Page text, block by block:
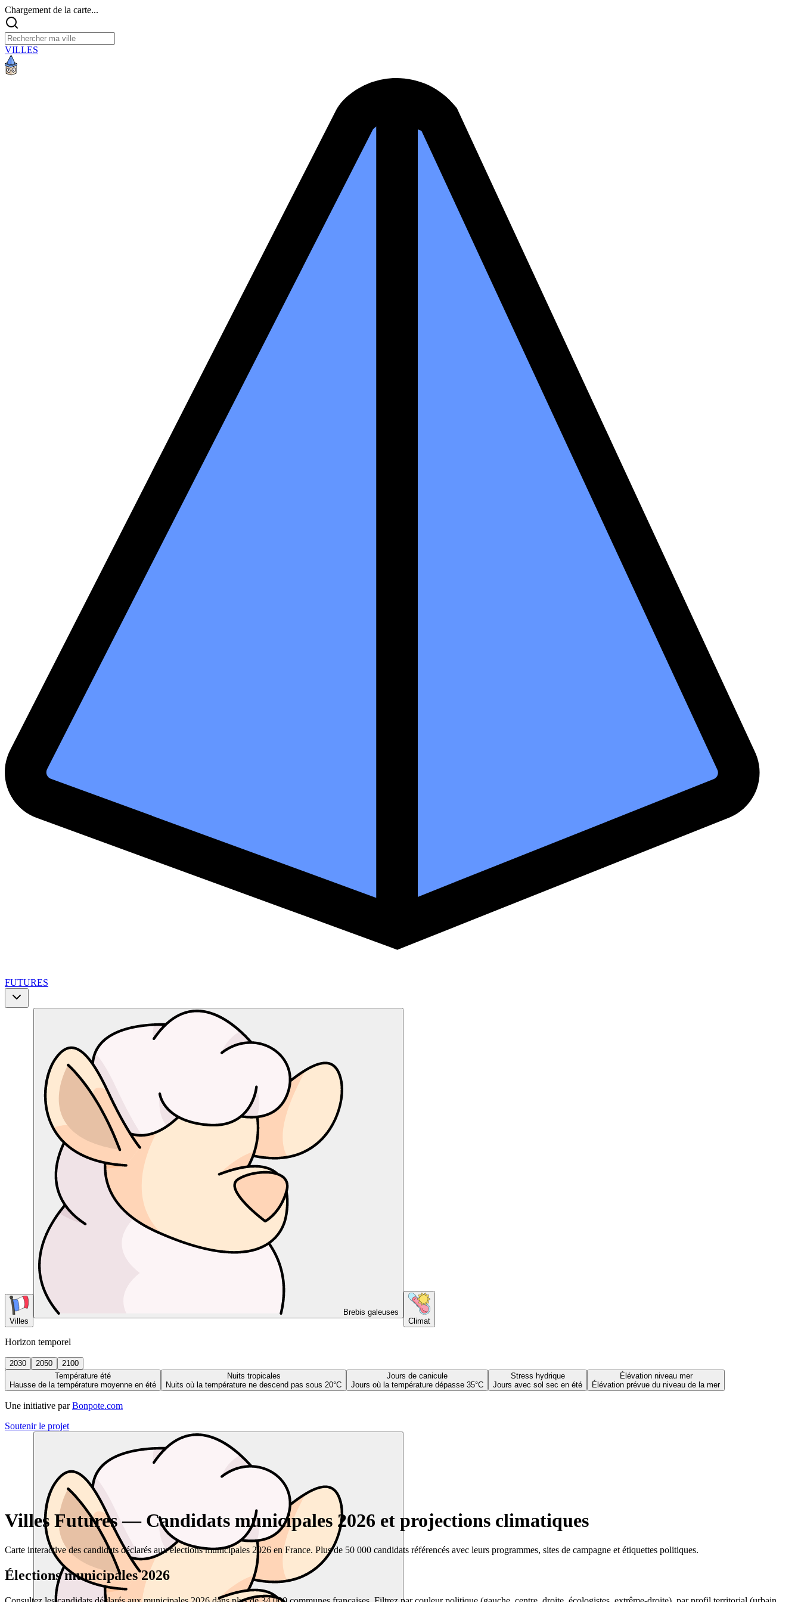
Chargement de la carte...
VILLES
FUTURES
Villes
Brebis galeuses
Climat
Horizon temporel
2030 2050
2100
Température été
Hausse de la température moyenne en été
Nuits tropicales
Nuits où la température ne descend pas sous 20°C
Jours de canicule
Jours où la température dépasse 35°C
Stress hydrique
Jours avec sol sec en été
Élévation niveau mer
Élévation prévue du niveau de la mer
Une initiative par Bonpote.com
Soutenir le projet
Villes Futures — Candidats municipales 2026 et projections climatiques
Carte interactive des candidats déclarés aux élections municipales 2026 en France. Plus de 50 000 candidats référencés avec leurs programmes, sites de campagne et étiquettes politiques.
Élections municipales 2026